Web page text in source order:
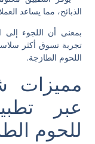
الذبائح، مما يساعد
بمعنى أن اللجوء إلى
تجربة تسوق أكثر
اللحوم الطازجة.
مميزات
عبر
للحوم